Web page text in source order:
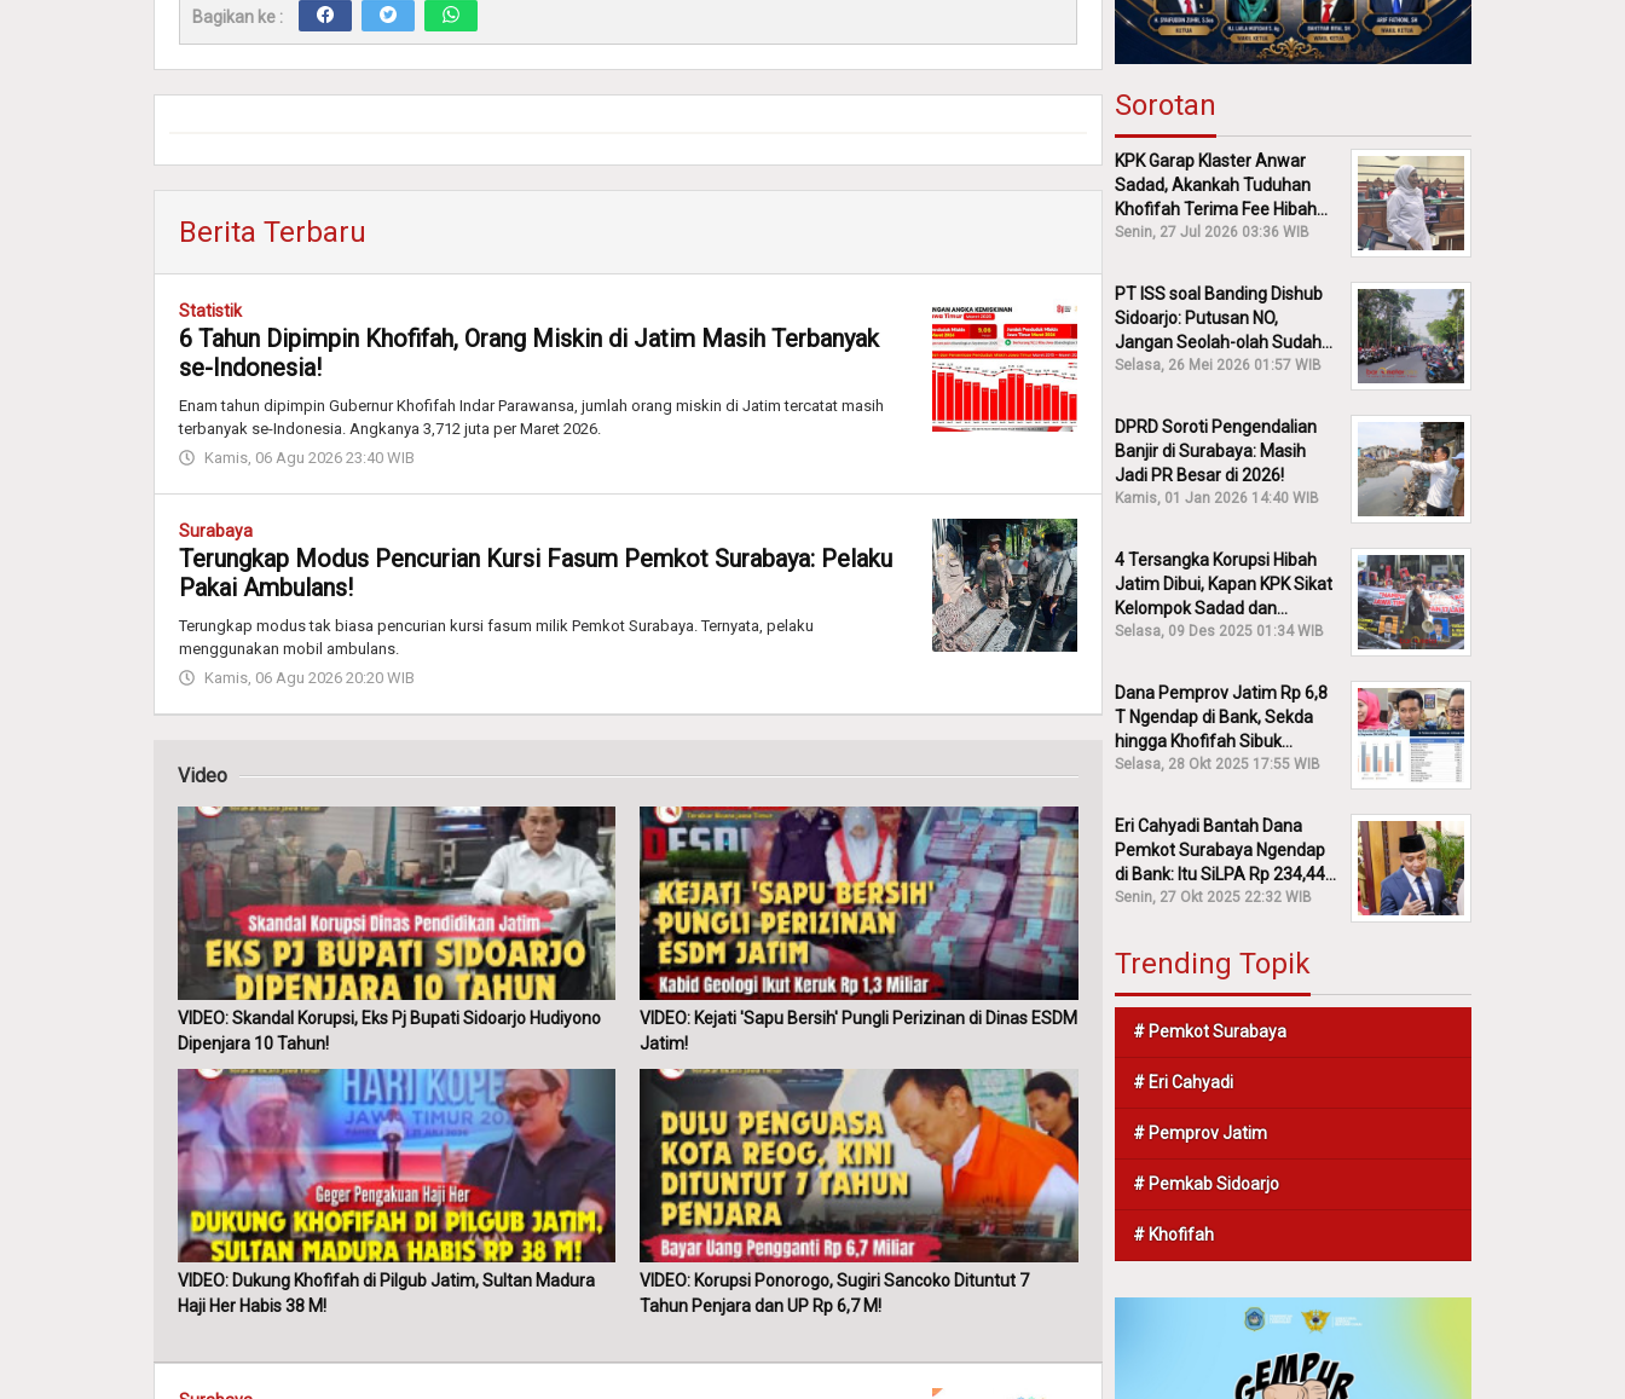
Bagikan ke :
Berita Terbaru
Statistik
6 Tahun Dipimpin Khofifah, Orang Miskin di Jatim Masih Terbanyak
se-Indonesia!
Enam tahun dipimpin Gubernur Khofifah Indar Parawansa, jumlah orang miskin di Jatim tercatat masih
terbanyak se-Indonesia. Angkanya 3,712 juta per Maret 2026.
Kamis, 06 Agu 2026 23:40 WIB
Surabaya
Terungkap Modus Pencurian Kursi Fasum Pemkot Surabaya: Pelaku
Pakai Ambulans!
Terungkap modus tak biasa pencurian kursi fasum milik Pemkot Surabaya. Ternyata, pelaku
menggunakan mobil ambulans.
Kamis, 06 Agu 2026 20:20 WIB
Video
VIDEO: Skandal Korupsi, Eks Pj Bupati Sidoarjo Hudiyono
Dipenjara 10 Tahun!
VIDEO: Kejati 'Sapu Bersih' Pungli Perizinan di Dinas ESDM
Jatim!
VIDEO: Dukung Khofifah di Pilgub Jatim, Sultan Madura
Haji Her Habis 38 M!
VIDEO: Korupsi Ponorogo, Sugiri Sancoko Dituntut 7
Tahun Penjara dan UP Rp 6,7 M!
Sorotan
KPK Garap Klaster Anwar
Sadad, Akankah Tuduhan
Khofifah Terima Fee Hibah
30% Diusut?
Senin, 27 Jul 2026 03:36 WIB
PT ISS soal Banding Dishub
Sidoarjo: Putusan NO,
Jangan Seolah-olah Sudah
Menang!
Selasa, 26 Mei 2026 01:57 WIB
DPRD Soroti Pengendalian
Banjir di Surabaya: Masih
Jadi PR Besar di 2026!
Kamis, 01 Jan 2026 14:40 WIB
4 Tersangka Korupsi Hibah
Jatim Dibui, Kapan KPK Sikat
Kelompok Sadad dan
Iskandar?
Selasa, 09 Des 2025 01:34 WIB
Dana Pemprov Jatim Rp 6,8
T Ngendap di Bank, Sekda
hingga Khofifah Sibuk
Membantah!
Selasa, 28 Okt 2025 17:55 WIB
Eri Cahyadi Bantah Dana
Pemkot Surabaya Ngendap
di Bank: Itu SiLPA Rp 234,44
M!
Senin, 27 Okt 2025 22:32 WIB
Trending Topik
# Pemkot Surabaya
# Eri Cahyadi
# Pemprov Jatim
# Pemkab Sidoarjo
# Khofifah